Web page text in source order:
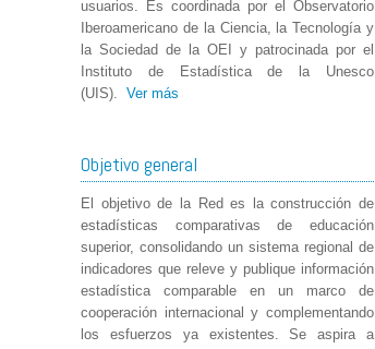
usuarios. Es coordinada por el Observatorio
Iberoamericano de la Ciencia, la Tecnología y
la Sociedad de la OEI y patrocinada por el
Instituto de Estadística de la Unesco
(UIS). Ver más
Objetivo general
El objetivo de la Red es la construcción de
estadísticas comparativas de educación
superior, consolidando un sistema regional de
indicadores que releve y publique información
estadística comparable en un marco de
cooperación internacional y complementando
los esfuerzos ya existentes. Se aspira a